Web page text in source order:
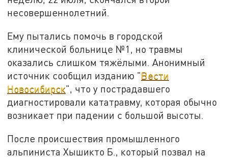
несовершеннолетний.
Ему пытались помочь в городской
клинической больнице №1, но травмы
оказались слишком тяжёлыми. Анонимный
источник сообщил изданию "Вести
Новосибирск", что у пострадавшего
диагностировали кататравму, которая обычно
возникает при падении с большой высоты.
После происшествия промышленного
альпиниста Хышикто Б., который позвал на